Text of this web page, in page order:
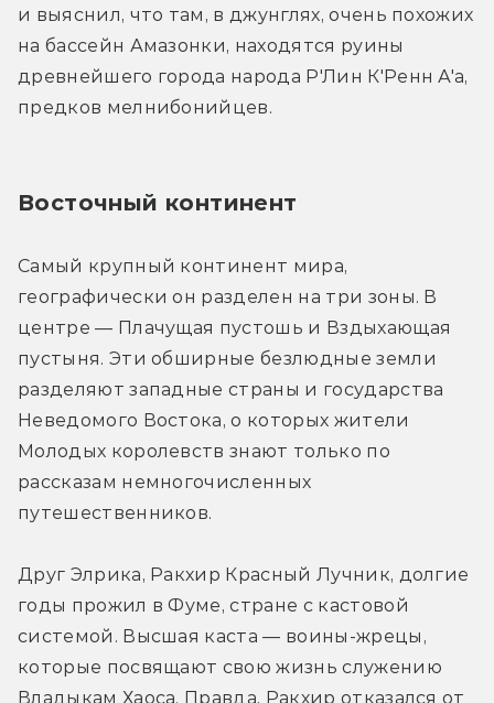
и выяснил, что там, в джунглях, очень похожих
на бассейн Амазонки, находятся руины
древнейшего города народа Р'Лин К'Ренн А'а,
предков мелнибонийцев.
Восточный континент
Самый крупный континент мира,
географически он разделен на три зоны. В
центре — Плачущая пустошь и Вздыхающая
пустыня. Эти обширные безлюдные земли
разделяют западные страны и государства
Неведомого Востока, о которых жители
Молодых королевств знают только по
рассказам немногочисленных
путешественников.
Друг Элрика, Ракхир Красный Лучник, долгие
годы прожил в Фуме, стране с кастовой
системой. Высшая каста — воины-жрецы,
которые посвящают свою жизнь служению
Владыкам Хаоса. Правда, Ракхир отказался от